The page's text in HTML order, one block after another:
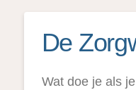
De
Wat doe je als